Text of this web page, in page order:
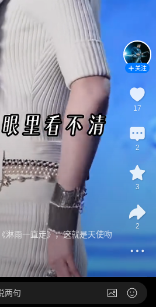
淋雨一直走》，这就是天使吻
关注
17
2
3
2
两句